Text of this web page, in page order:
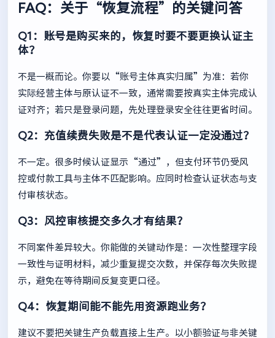
FAQ：关于“恢复流程”的关键问答
Q1：账号是购买来的，恢复时要不要更换认证主
体？
不是一概而论。你要以“账号主体真实归属”为准：若你
实际经营主体与原认证不一致，通常需要按真实主体完成认
证对齐；若只是登录问题，先处理登录安全往往更省时间。
Q2：充值续费失败是不是代表认证一定没通过？
不一定。很多时候认证显示“通过”，但支付环节仍受风
控或付款工具与主体不匹配影响。应同时检查认证状态与支
付审核状态。
Q3：风控审核提交多久才有结果？
不同案件差异较大。你能做的关键动作是：一次性整理字段
一致性与证明材料，减少重复提交次数，并保存每次失败提
示，避免在等待期间反复变更口径。
Q4：恢复期间能不能先用资源跑业务？
建议不要把关键生产负载直接上生产。以小额验证与非关键